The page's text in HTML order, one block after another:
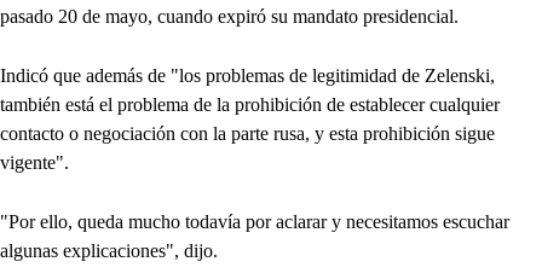
pasado 20 de mayo, cuando expiró su mandato presidencial.
Indicó que además de "los problemas de legitimidad de Zelenski,
también está el problema de la prohibición de establecer cualquier
contacto o negociación con la parte rusa, y esta prohibición sigue
vigente".
"Por ello, queda mucho todavía por aclarar y necesitamos escuchar
algunas explicaciones", dijo.